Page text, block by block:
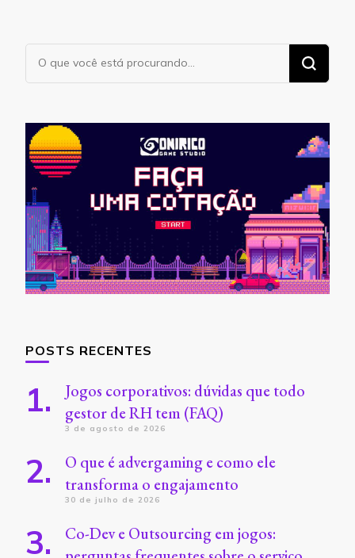
Procurando
algo?
POSTS RECENTES
Jogos corporativos: dúvidas que todo
gestor de RH tem (FAQ)
3 de agosto de 2026
O que é advergaming e como ele
transforma o engajamento
30 de julho de 2026
Co-Dev e Outsourcing em jogos: